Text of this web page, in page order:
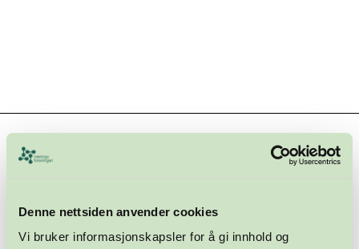
Denne nettsiden anvender cookies
Vi bruker informasjonskapsler for å gi innhold og